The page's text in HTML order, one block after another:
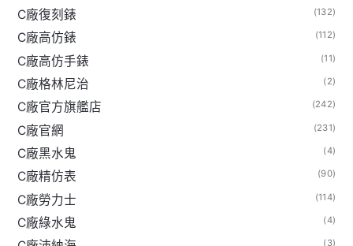
C廠復刻錶 (132)
C廠高仿錶 (112)
C廠高仿手錶 (11)
C廠格林尼治 (2)
C廠官方旗艦店 (242)
C廠官網 (231)
C廠黑水鬼 (4)
C廠精仿表 (90)
C廠勞力士 (114)
C廠綠水鬼 (4)
(3)